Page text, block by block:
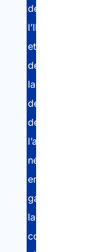
de
l’INL
et
de
la
délivrance
de
l’autorisation
nécessaire,
en
garantissant
la
conformité